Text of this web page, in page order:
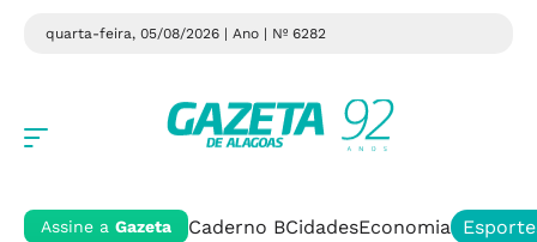
quarta-feira, 05/08/2026 | Ano | Nº 6282
Assine a Gazeta Caderno BCidadesEconomia